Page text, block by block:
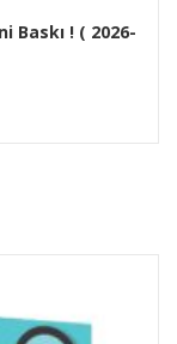
Baskı ! ( 2026-